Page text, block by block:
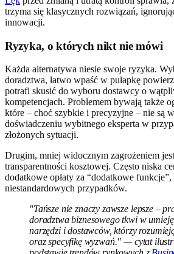
trzyma się klasycznych rozwiązań,
innowacji.
Ryzyka, o których nikt nie mówi
Każda alternatywa niesie swoje ryzyka.
doradztwa, łatwo wpaść w pułapkę
potrafi skusić do wyboru dostawcy o
kompetencjach. Problemem bywają także
które – choć szybkie i precyzyjne – nie są
doświadczeniu wybitnego eksperta w
złożonych sytuacji.
Drugim, mniej widocznym zagrożeniem
transparentności kosztowej. Często niska
dodatkowe opłaty za “dodatkowe funkcje”,
niestandardowych przypadków.
"Tańsze nie znaczy zawsze lepsze –
doradztwa biznesowego tkwi w
narzędzi i dostawców, którzy
oraz specyfikę wyzwań." — cytat